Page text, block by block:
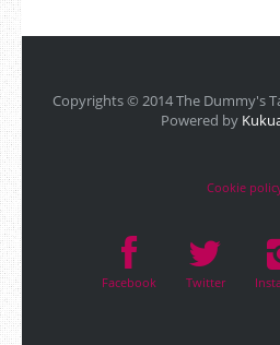
Copyrights © 2014 The Dummy's
Powered by
Cookie
Facebook Twitter